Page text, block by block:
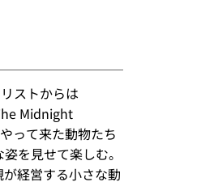
ストからは
Midnight
って来た動物たち
を見せて楽しむ。
経営する小さな動